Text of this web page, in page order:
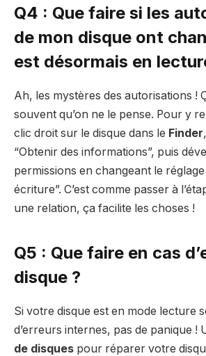
Q4 : Que faire si les
de mon disque ont
est désormais en
Ah, les mystères des autorisations !
souvent qu’on ne le pense. Pour y
clic droit sur le disque dans le Finder
“Obtenir des informations”, puis
permissions en changeant le
écriture”. C’est comme passer à
une relation, ça facilite les choses !
Q5 : Que faire en cas
disque ?
Si votre disque est en mode lecture
d’erreurs internes, pas de panique !
de disques pour réparer votre